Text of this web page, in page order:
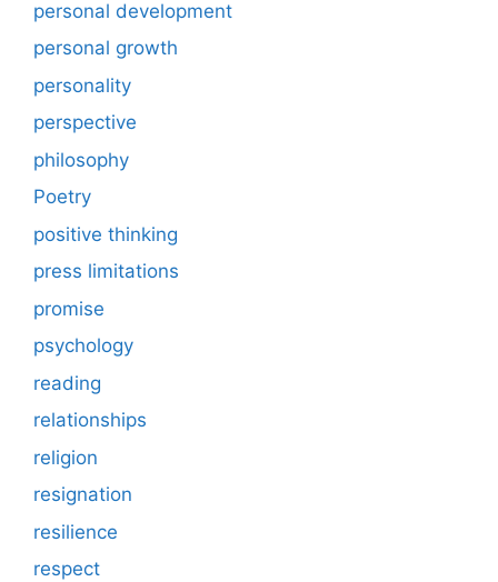
personal development
personal growth
personality
perspective
philosophy
Poetry
positive thinking
press limitations
promise
psychology
reading
relationships
religion
resignation
resilience
respect